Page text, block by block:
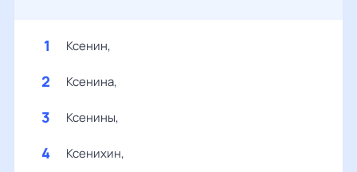
Ксенин,
Ксенина,
Ксенины,
Ксенихин,